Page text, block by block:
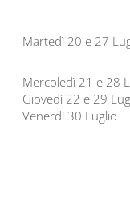
Martedì 20 e 27
Mercoledì 21 e 28
Giovedì 22 e 29
Venerdì 30 Luglio